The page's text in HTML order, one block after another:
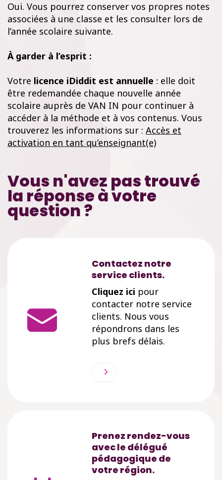
Oui. Vous pourrez conserver vos propres notes
associées à une classe et les consulter lors de
l’année scolaire suivante.
À garder à l’esprit :
Votre licence iDiddit est annuelle : elle doit
être redemandée chaque nouvelle année
scolaire auprès de VAN IN pour continuer à
accéder à la méthode et à vos contenus. Vous
trouverez les informations sur : Accès et
activation en tant qu’enseignant(e)
Vous n'avez pas trouvé
la réponse à votre
question ?
Contactez notre
service clients.
Cliquez ici pour
contacter notre service
clients. Nous vous
répondrons dans les
plus brefs délais.
Prenez rendez-vous
avec le délégué
pédagogique de
votre région.